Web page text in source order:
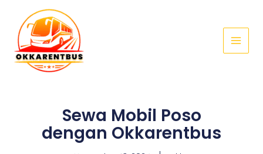
content
Menu
Sewa Mobil Poso
dengan Okkarentbus